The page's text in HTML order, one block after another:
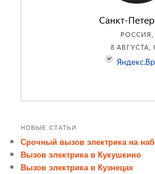
НОВЫЕ СТАТЬИ
Срочный вызов электрика на
Вызов электрика в Кукушкино
Вызов электрика в Кузнецах